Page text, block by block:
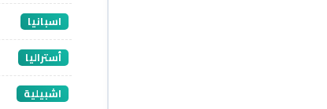
اسبانيا
أستراليا
اشبيلية